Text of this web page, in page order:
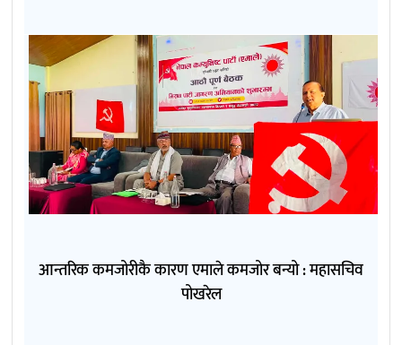
आन्तरिक कमजोरीकै कारण एमाले कमजोर बन्यो : महासचिव
पोखरेल